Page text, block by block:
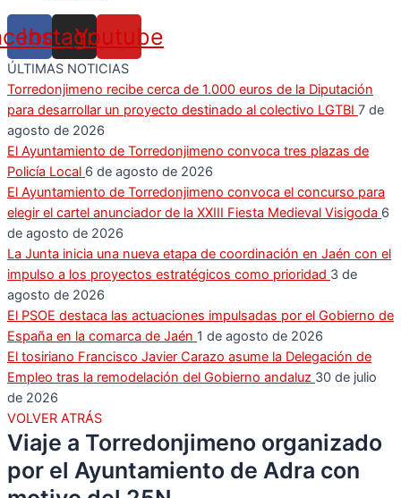
Instagram
Youtube
ÚLTIMAS NOTICIAS
Torredonjimeno recibe cerca de 1.000 euros de la Diputación
para desarrollar un proyecto destinado al colectivo LGTBI 7 de
agosto de 2026
El Ayuntamiento de Torredonjimeno convoca tres plazas de
Policía Local 6 de agosto de 2026
El Ayuntamiento de Torredonjimeno convoca el concurso para
elegir el cartel anunciador de la XXIII Fiesta Medieval Visigoda 6
de agosto de 2026
La Junta inicia una nueva etapa de coordinación en Jaén con el
impulso a los proyectos estratégicos como prioridad 3 de
agosto de 2026
El PSOE destaca las actuaciones impulsadas por el Gobierno de
España en la comarca de Jaén 1 de agosto de 2026
El tosiriano Francisco Javier Carazo asume la Delegación de
Empleo tras la remodelación del Gobierno andaluz 30 de julio
de 2026
VOLVER ATRÁS
Viaje a Torredonjimeno organizado
por el Ayuntamiento de Adra con